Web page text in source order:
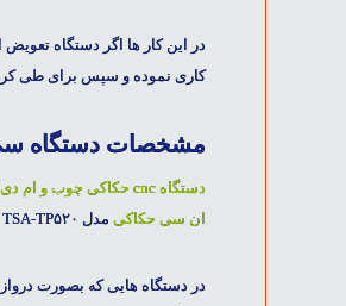
در این کار ها اگر دستگاه تعویض
کاری نموده و سپس برای طی
مشخصات دستگاه
دستگاه cnc حکاکی چوب و ام دی اف اتومات
ان سی حکاکی مدل TSA-TP۵۲۰ از نوع سروو موتور دلتا ۷۵۰ می باشد و دستگاه بصورت دروازه ای طراحی و تولید شده است .
در دستگاه هایی که بصورت